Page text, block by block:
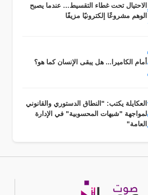
الاحتيال تحت غطاء التقسيط… عندما يصبح
الوهم مشروعًا إلكترونيًا مزيفًا
أمام الكاميرا... هل يبقى الإنسان كما هو؟
العكايلة يكتب: "النطاق الدستوري والقانوني
لمواجهة "شبهات المحسوبية" في الإدارة
العامة"